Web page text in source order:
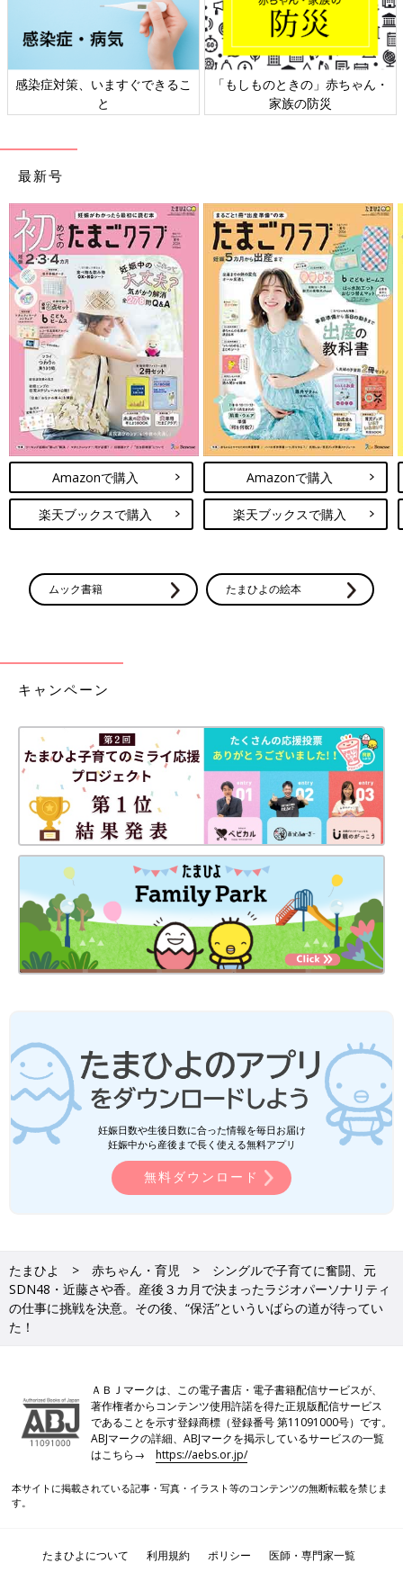
感染症対策、いますぐできるこ
と
「もしものときの」赤ちゃん・
家族の防災
最新号
Amazonで購入
楽天ブックスで購入
Amazonで購入
楽天ブックスで購入
ムック書籍 たまひよの絵本
キャンペーン
妊娠日数や生後日数に合った情報を毎日お届け
妊娠中から産後まで長く使える無料アプリ
無料ダウンロード
たまひよ 赤ちゃん・育児
シングルで子育てに奮闘、元
SDN48・近藤さや香。産後３カ月で決まったラジオパーソナリティ
の仕事に挑戦を決意。その後、“保活”といういばらの道が待ってい
た！
ＡＢＪマークは、この電子書店・電子書籍配信サービスが、
著作権者からコンテンツ使用許諾を得た正規版配信サービス
であることを示す登録商標（登録番号 第11091000号）です。
ABJマークの詳細、ABJマークを掲示しているサービスの一覧
はこちら→https://aebs.or.jp/
本サイトに掲載されている記事・写真・イラスト等のコンテンツの無断転載を禁じま
す。
たまひよについて 利用規約 ポリシー
医師・専門家一覧